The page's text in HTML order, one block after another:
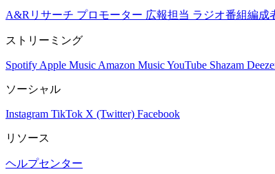
A&Rリサーチ プロモーター 広報担当 ラジオ番組編成
ストリーミング
Spotify Apple Music Amazon MusicYouTube Shazam
ソーシャル
Instagram TikTok X (Twitter) Facebook
リソース
ヘルプセンター